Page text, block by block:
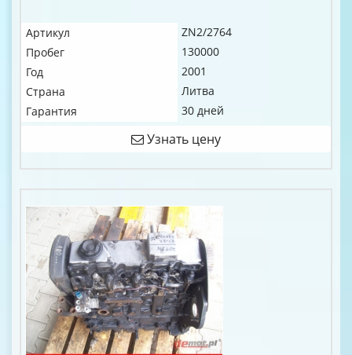
Артикул
ZN2/2764
Пробег
130000
Год
2001
Страна
Литва
Гарантия
30 дней
Узнать цену